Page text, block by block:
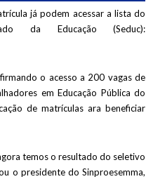
já podem acessar a lista do
da Educação (Seduc):
o acesso a 200 vagas de
em Educação Pública do
de matrículas ara beneficiar
temos o resultado do seletivo
o presidente do Sinproesemma,